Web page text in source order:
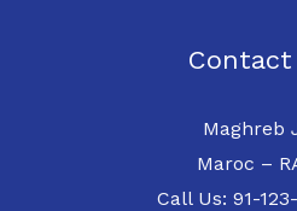
Maghreb
Maroc –
Call Us: 91-